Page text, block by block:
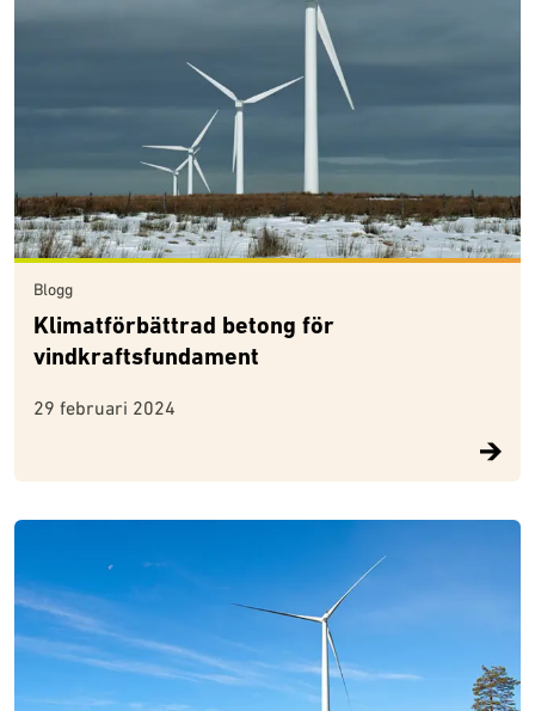
Blogg
Klimatförbättrad betong för
vindkraftsfundament
29 februari 2024